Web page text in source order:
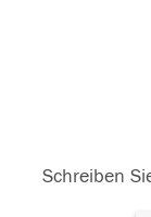
Schreiben